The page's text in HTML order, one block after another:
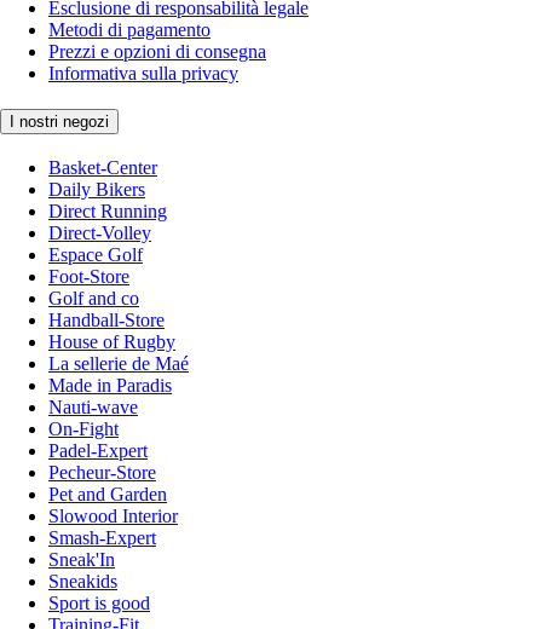
Esclusione di responsabilità legale
Metodi di pagamento
Prezzi e opzioni di consegna
Informativa sulla privacy
I nostri negozi
Basket-Center
Daily Bikers
Direct Running
Direct-Volley
Espace Golf
Foot-Store
Golf and co
Handball-Store
House of Rugby
La sellerie de Maé
Made in Paradis
Nauti-wave
On-Fight
Padel-Expert
Pecheur-Store
Pet and Garden
Slowood Interior
Smash-Expert
Sneak'In
Sneakids
Sport is good
Training-Fit